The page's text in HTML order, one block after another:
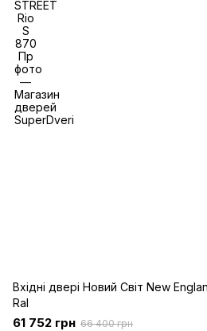
Вхідні двері Новий Світ New
Ral
61 752 грн 66 400 грн